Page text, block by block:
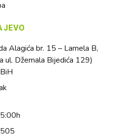
Alagića br. 15 – Lamela B,
ul. Džemala Bijedića 129)